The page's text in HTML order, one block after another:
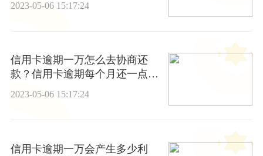
2023-05-06 15:17:24
信用卡逾期一万怎么去协商还
款？信用卡逾期每个月还一点可
以吗?
2023-05-06 15:17:24
信用卡逾期一万会产生多少利